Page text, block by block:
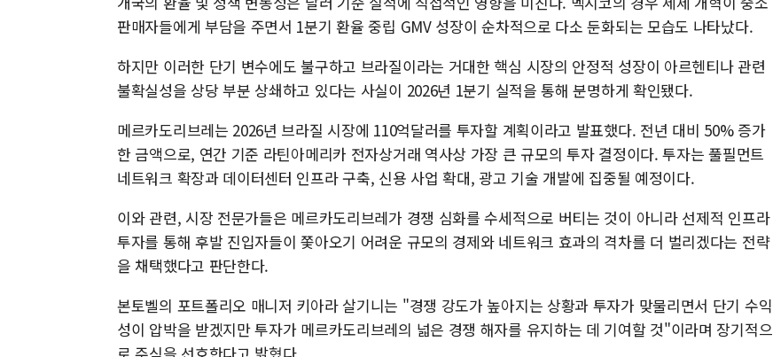
판매자들에게 부담을 주면서 1분기 환율 중립 GMV 성장이 순차적으로 다소 둔화되는 모습도 나타났다.
하지만 이러한 단기 변수에도 불구하고 브라질이라는 거대한 핵심 시장의 안정적 성장이 아르헨티나 관련
불확실성을 상당 부분 상쇄하고 있다는 사실이 2026년 1분기 실적을 통해 분명하게 확인됐다.
메르카도리브레는 2026년 브라질 시장에 110억달러를 투자할 계획이라고 발표했다. 전년 대비 50% 증가
한 금액으로, 연간 기준 라틴아메리카 전자상거래 역사상 가장 큰 규모의 투자 결정이다. 투자는 풀필먼트
네트워크 확장과 데이터센터 인프라 구축, 신용 사업 확대, 광고 기술 개발에 집중될 예정이다.
이와 관련, 시장 전문가들은 메르카도리브레가 경쟁 심화를 수세적으로 버티는 것이 아니라 선제적 인프라
투자를 통해 후발 진입자들이 쫓아오기 어려운 규모의 경제와 네트워크 효과의 격차를 더 벌리겠다는 전략
을 채택했다고 판단한다.
본토벨의 포트폴리오 매니저 키아라 살기니는 "경쟁 강도가 높아지는 상황과 투자가 맞물리면서 단기 수익
성이 압박을 받겠지만 투자가 메르카도리브레의 넓은 경쟁 해자를 유지하는 데 기여할 것"이라며 장기적으